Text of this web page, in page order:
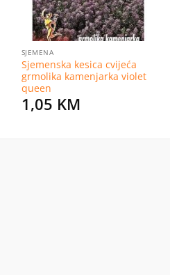
SJEMENA
Sjemenska kesica cvijeća
grmolika kamenjarka violet
queen
1,05 KM